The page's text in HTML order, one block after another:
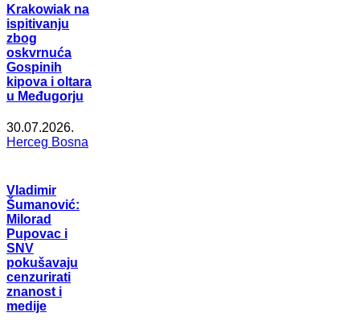
Krakowiak na
ispitivanju
zbog
oskvrnuća
Gospinih
kipova i oltara
u Međugorju
30.07.2026.
Herceg Bosna
Vladimir
Šumanović:
Milorad
Pupovac i
SNV
pokušavaju
cenzurirati
znanost i
medije